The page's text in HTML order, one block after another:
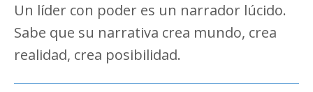
Un líder con poder es un narrador lúcido.
Sabe que su narrativa crea mundo, crea
realidad, crea posibilidad.